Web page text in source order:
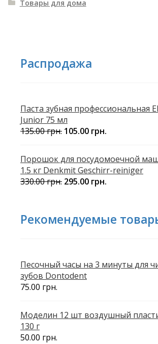
Товары для дома
Распродажа
Паста зубная профессиональная
Junior 75 мл
135.00грн. 105.00 грн.
Порошок для посудомоечной
1.5 кг Denkmit Geschirr-reiniger
330.00грн. 295.00 грн.
Рекомендуемые
Песочный часы на 3 минуты для
зубов Dontodent
75.00 грн.
Моделин 12 шт воздушный
130 г
50.00 грн.